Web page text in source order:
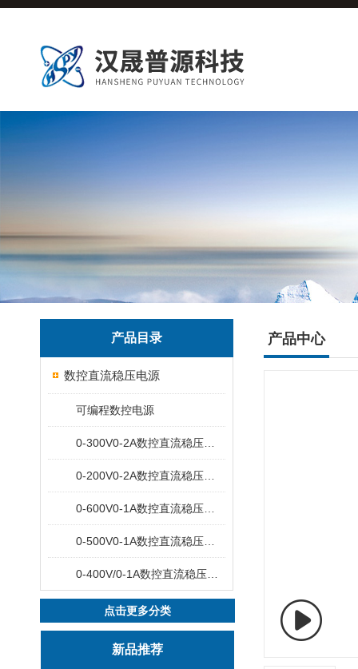
产品目录
数控直流稳压电源
可编程数控电源
点击更多分类
新品推荐
产品中心